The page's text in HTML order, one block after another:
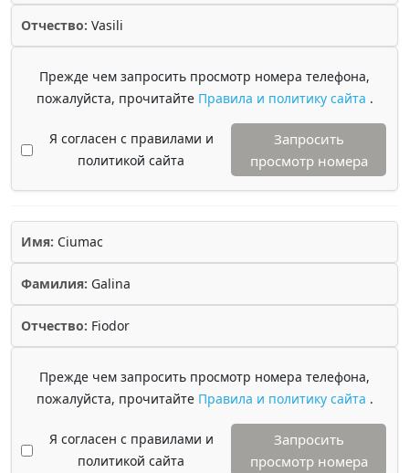
Отчество: Vasili
Прежде чем запросить просмотр номера телефона,
пожалуйста, прочитайте Правила и политику сайта .
Я согласен с правилами и
политикой сайта
Запросить
просмотр номера
Имя: Ciumac
Фамилия: Galina
Отчество: Fiodor
Прежде чем запросить просмотр номера телефона,
пожалуйста, прочитайте Правила и политику сайта .
Я согласен с правилами и
политикой сайта
Запросить
просмотр номера